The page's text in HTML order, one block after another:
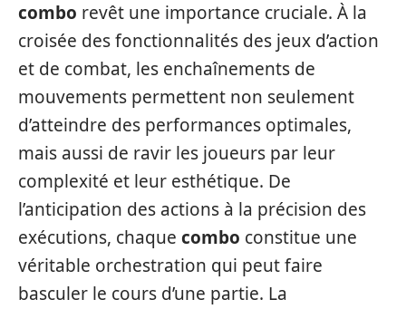
combo revêt une importance cruciale. À la
croisée des fonctionnalités des jeux d’action
et de combat, les enchaînements de
mouvements permettent non seulement
d’atteindre des performances optimales,
mais aussi de ravir les joueurs par leur
complexité et leur esthétique. De
l’anticipation des actions à la précision des
exécutions, chaque combo constitue une
véritable orchestration qui peut faire
basculer le cours d’une partie. La